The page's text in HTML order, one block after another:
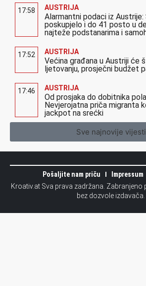
17:58 AUSTRIJA
Alarmantni podaci iz Austrije:
poskupjelo i do 41 posto u
najteže podstanarima i
17:52 AUSTRIJA
Većina građana u Austriji će
ljetovanju, prosječni budžet
17:46 AUSTRIJA
Od prosjaka do dobitnika
Nevjerojatna priča migranta
jackpot na srećki
Sve najnovije vijesti
Pošaljite nam priču Impressum
Kroativ.at Sva prava zadržana. Zabranjeno
bez dozvole izdavača.